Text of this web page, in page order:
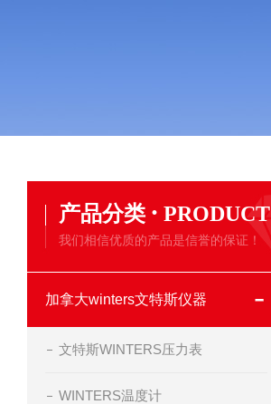
产品分类 · PRODUCT
我们相信优质的产品是信誉的保证！
加拿大winters文特斯仪器
文特斯WINTERS压力表
WINTERS温度计